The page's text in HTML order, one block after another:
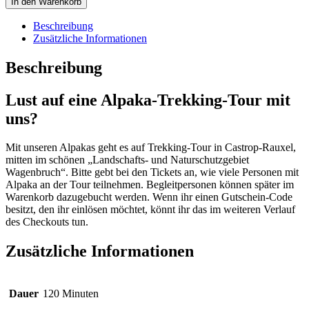
Tour
(Weekend)
29.11.2026
-
15:00
Menge
Beschreibung
Zusätzliche Informationen
Beschreibung
Lust auf eine Alpaka-Trekking-Tour mit
uns?
Mit unseren Alpakas geht es auf Trekking-Tour in Castrop-Rauxel,
mitten im schönen „Landschafts- und Naturschutzgebiet
Wagenbruch“. Bitte gebt bei den Tickets an, wie viele Personen mit
Alpaka an der Tour teilnehmen. Begleitpersonen können später im
Warenkorb dazugebucht werden. Wenn ihr einen Gutschein-Code
besitzt, den ihr einlösen möchtet, könnt ihr das im weiteren Verlauf
des Checkouts tun.
Zusätzliche Informationen
Dauer 120 Minuten